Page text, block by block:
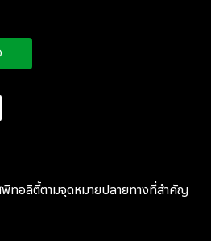
ทอลิตี้ตามจุดหมายปลายทางที่สำคัญ